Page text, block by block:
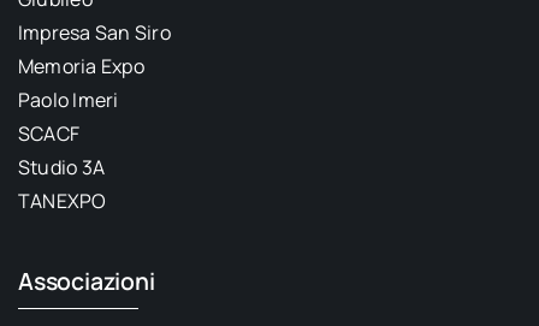
Impresa San Siro
Memoria Expo
Paolo Imeri
SCACF
Studio 3A
TANEXPO
Associazioni